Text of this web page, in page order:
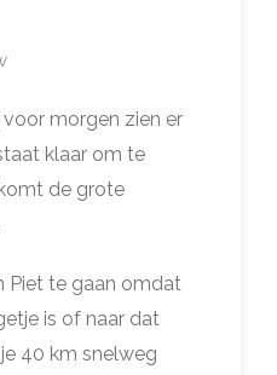
morgen zien er
klaar om te
de grote
Piet te gaan omdat
is of naar dat
40 km snelweg